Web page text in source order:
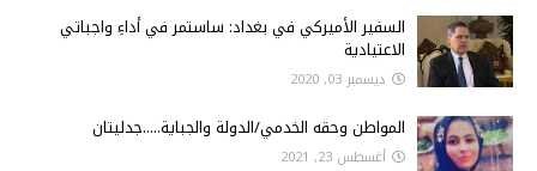
السفير الأميركي في بغداد: ساستمر في أداءِ واجباتي
الاعتيادية
ديسمبر 03, 2020
المواطن وحقه الخدمي/الدولة والجباية.....جدليتان
أغسطس 23, 2021